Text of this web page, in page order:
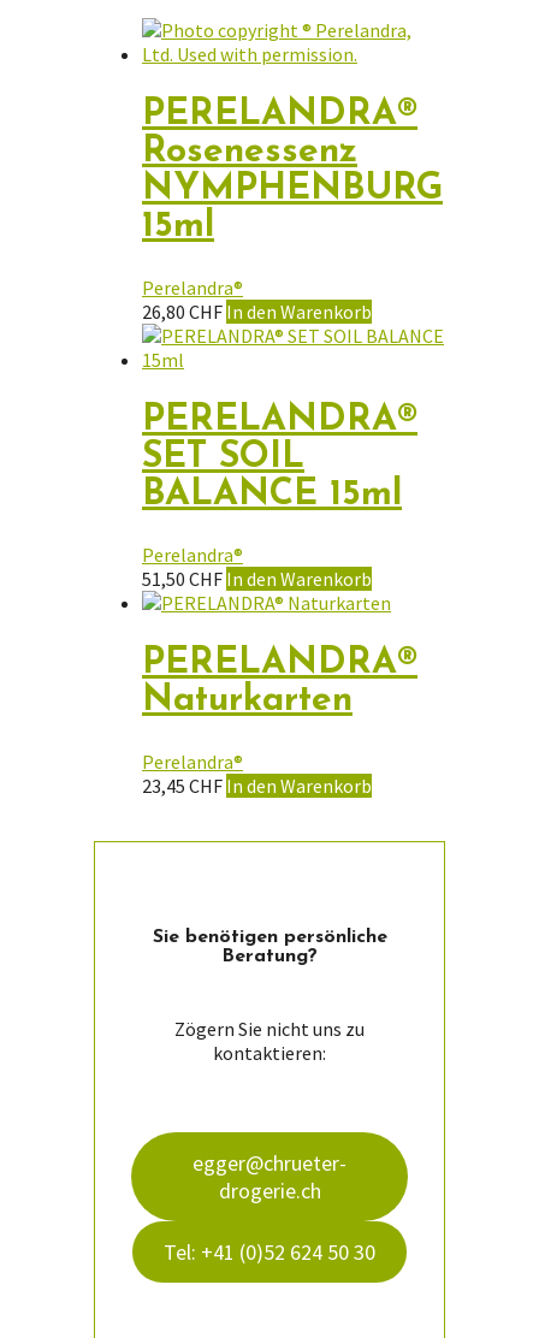
PERELANDRA®
Rosenessenz
NYMPHENBURG
15ml
Perelandra®
26,80 CHF In den Warenkorb
PERELANDRA®
SET SOIL
BALANCE 15ml
Perelandra®
51,50 CHF In den Warenkorb
PERELANDRA®
Naturkarten
Perelandra®
23,45 CHF In den Warenkorb
Sie ­benötigen persön­liche
Beratung?
Zögern Sie nicht uns zu
kontaktieren:
egger@chrueter-
drogerie.ch
Tel: +41 (0)52 624 50 30